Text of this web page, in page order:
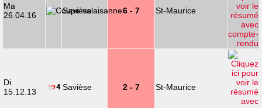
Ma
26.04.16
Savièse 6 - 7 St-Maurice
Di
15.12.13
Savièse 2 - 7 St-Maurice